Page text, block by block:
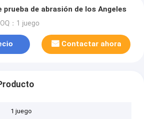
prueba de abrasión de los Angeles
：1 juego
Contactar ahora
1 juego